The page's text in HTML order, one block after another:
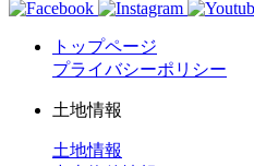
トップページ
プライバシーポリシー
土地情報
土地情報